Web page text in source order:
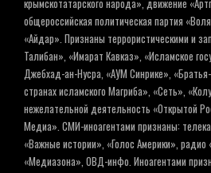
общероссийская политическая партия
«Айдар». Признаны террористическими и
Талибан», «Имарат Кавказ», «Исламское
Джебхад-ан-Нусра, «АУМ Синрике»,
странах исламского Магриба», «Сеть»,
нежелательной деятельность «Открытой
Медиа». СМИ-иноагентами признаны:
«Важные истории», «Голос Америки»,
«Медиазона», ОВД-инфо. Иноагентами